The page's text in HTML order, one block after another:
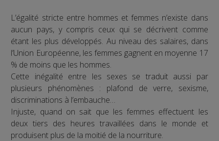
L’égalité stricte entre hommes et femmes n’existe dans
aucun pays, y compris ceux qui se décrivent comme
étant les plus développés. Au niveau des salaires, dans
l’Union Européenne, les femmes gagnent en moyenne 17
% de moins que les hommes.
Cette inégalité entre les sexes se traduit aussi par
plusieurs phénomènes : plafond de verre, sexisme,
discriminations à l’embauche…
Injuste, quand on sait que les femmes effectuent les
deux tiers des heures travaillées dans le monde et
produisent plus de la moitié de la nourriture.